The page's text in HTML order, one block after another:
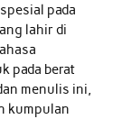
pada
lahir di
pada berat
menulis ini,
kumpulan